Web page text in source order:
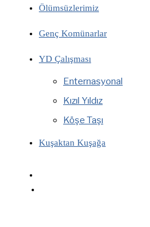
Ölümsüzlerimiz
Genç Komünarlar
YD Çalışması
Enternasyonal
Kızıl Yıldız
Köşe Taşı
Kuşaktan Kuşağa